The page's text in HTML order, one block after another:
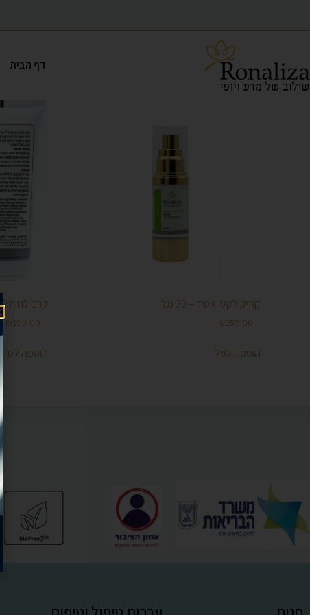
דף הבית
קוזיק לקטו אסיד – 30 מל
₪259.00
הוספה לסל
קרם לחות 25 SPF לכל סוגי העור
₪199.00
הוספה לסל